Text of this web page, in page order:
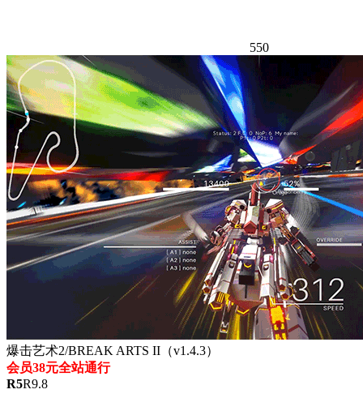
550
爆击艺术2/BREAK ARTS II（v1.4.3）
会员38元全站通行
R5R9.8